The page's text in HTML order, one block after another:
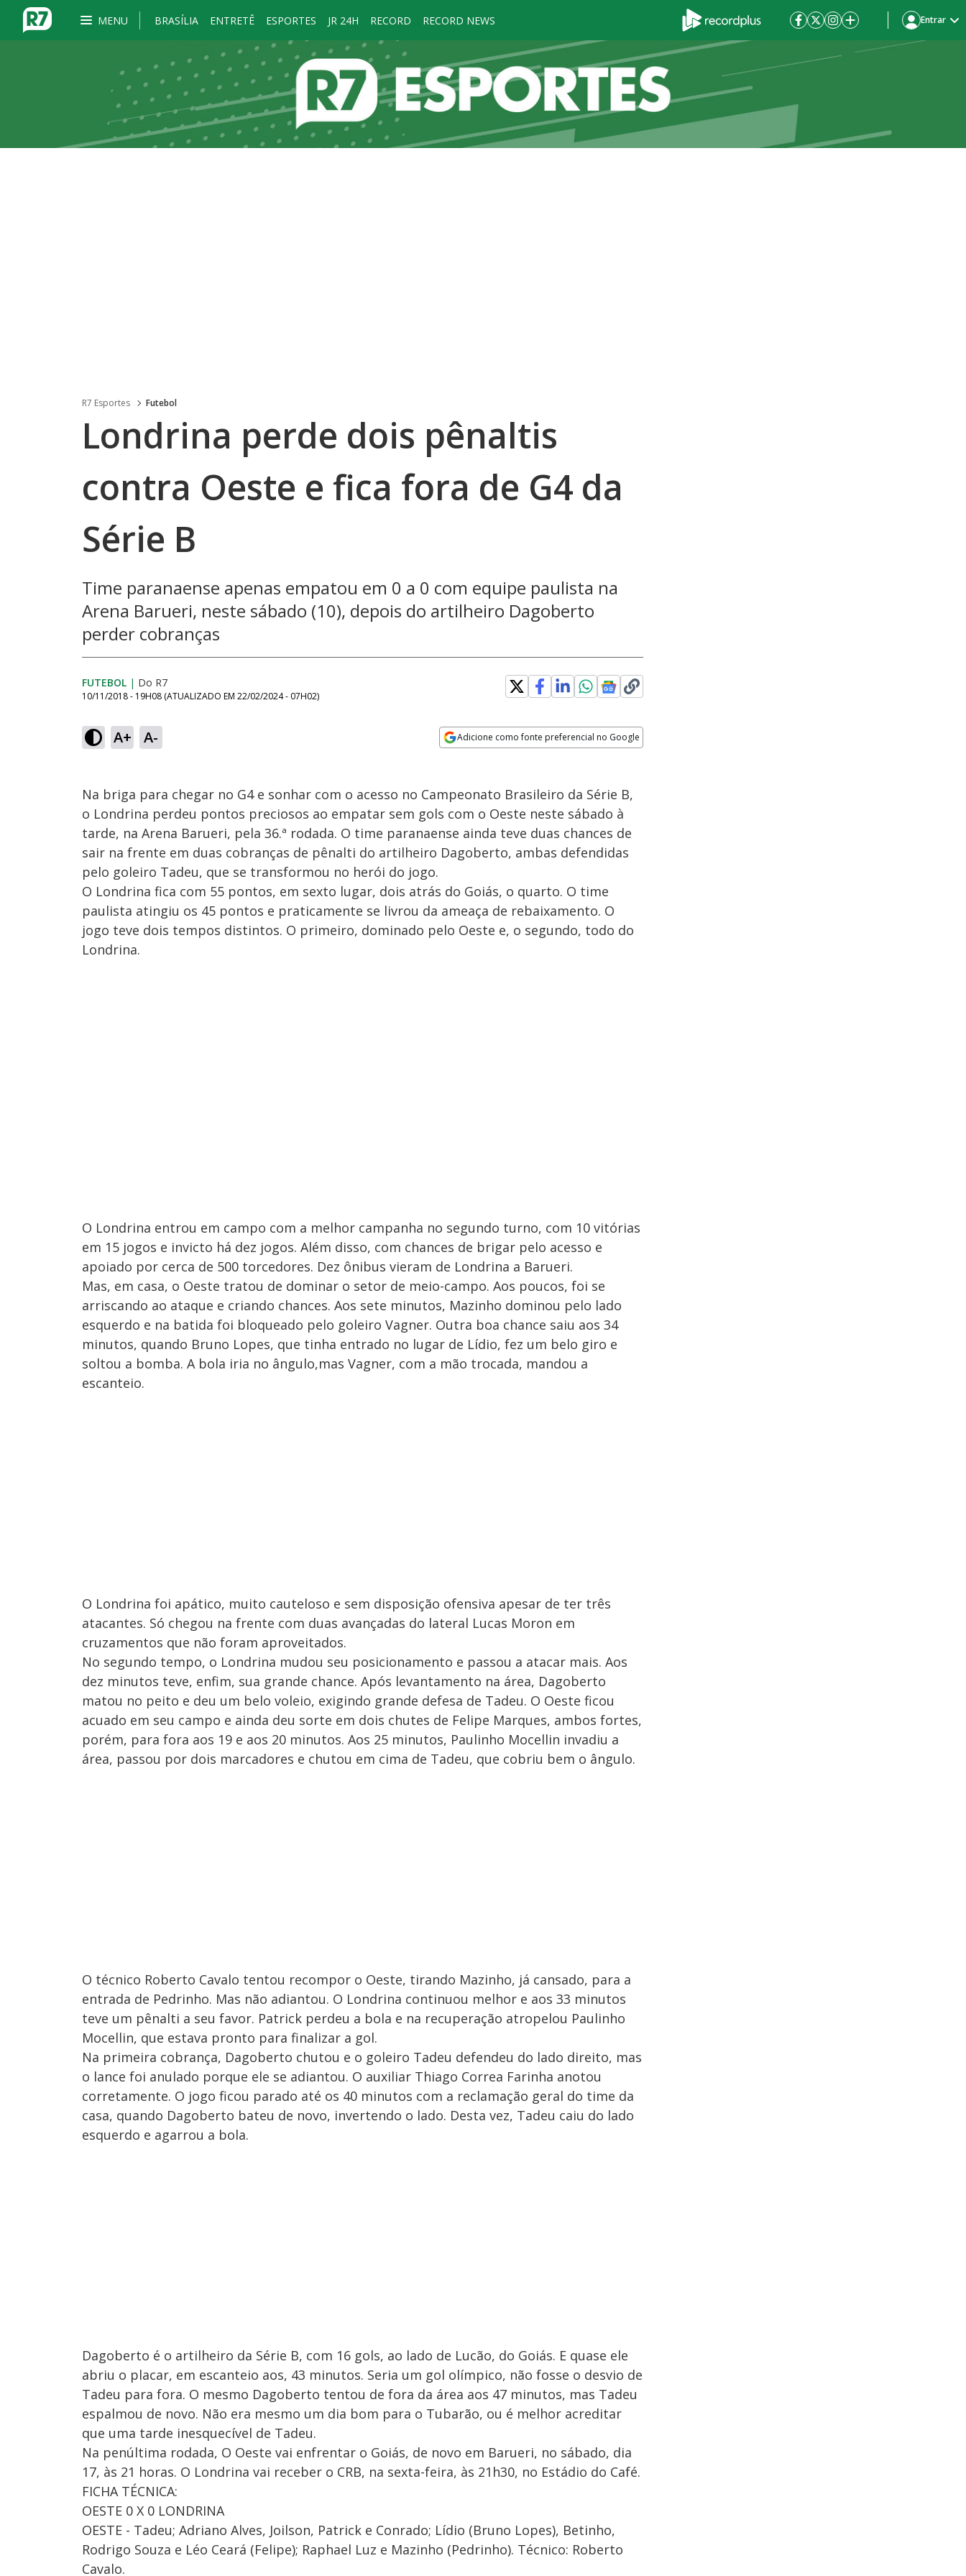
MENU BRASÍLIA ENTRETÊ ESPORTES JR 24H RECORD RECORD NEWS Entrar
R7 Esportes Futebol
Londrina perde dois pênaltis
contra Oeste e fica fora de G4 da
Série B
Time paranaense apenas empatou em 0 a 0 com equipe paulista na
Arena Barueri, neste sábado (10), depois do artilheiro Dagoberto
perder cobranças
FUTEBOL | Do R7
10/11/2018 - 19H08 (ATUALIZADO EM 22/02/2024 - 07H02)
A+ A- Adicione como fonte preferencial no Google
Na briga para chegar no G4 e sonhar com o acesso no Campeonato Brasileiro da Série B,
o Londrina perdeu pontos preciosos ao empatar sem gols com o Oeste neste sábado à
tarde, na Arena Barueri, pela 36.ª rodada. O time paranaense ainda teve duas chances de
sair na frente em duas cobranças de pênalti do artilheiro Dagoberto, ambas defendidas
pelo goleiro Tadeu, que se transformou no herói do jogo.
O Londrina fica com 55 pontos, em sexto lugar, dois atrás do Goiás, o quarto. O time
paulista atingiu os 45 pontos e praticamente se livrou da ameaça de rebaixamento. O
jogo teve dois tempos distintos. O primeiro, dominado pelo Oeste e, o segundo, todo do
Londrina.
O Londrina entrou em campo com a melhor campanha no segundo turno, com 10 vitórias
em 15 jogos e invicto há dez jogos. Além disso, com chances de brigar pelo acesso e
apoiado por cerca de 500 torcedores. Dez ônibus vieram de Londrina a Barueri.
Mas, em casa, o Oeste tratou de dominar o setor de meio-campo. Aos poucos, foi se
arriscando ao ataque e criando chances. Aos sete minutos, Mazinho dominou pelo lado
esquerdo e na batida foi bloqueado pelo goleiro Vagner. Outra boa chance saiu aos 34
minutos, quando Bruno Lopes, que tinha entrado no lugar de Lídio, fez um belo giro e
soltou a bomba. A bola iria no ângulo,mas Vagner, com a mão trocada, mandou a
escanteio.
O Londrina foi apático, muito cauteloso e sem disposição ofensiva apesar de ter três
atacantes. Só chegou na frente com duas avançadas do lateral Lucas Moron em
cruzamentos que não foram aproveitados.
No segundo tempo, o Londrina mudou seu posicionamento e passou a atacar mais. Aos
dez minutos teve, enfim, sua grande chance. Após levantamento na área, Dagoberto
matou no peito e deu um belo voleio, exigindo grande defesa de Tadeu. O Oeste ficou
acuado em seu campo e ainda deu sorte em dois chutes de Felipe Marques, ambos fortes,
porém, para fora aos 19 e aos 20 minutos. Aos 25 minutos, Paulinho Mocellin invadiu a
área, passou por dois marcadores e chutou em cima de Tadeu, que cobriu bem o ângulo.
O técnico Roberto Cavalo tentou recompor o Oeste, tirando Mazinho, já cansado, para a
entrada de Pedrinho. Mas não adiantou. O Londrina continuou melhor e aos 33 minutos
teve um pênalti a seu favor. Patrick perdeu a bola e na recuperação atropelou Paulinho
Mocellin, que estava pronto para finalizar a gol.
Na primeira cobrança, Dagoberto chutou e o goleiro Tadeu defendeu do lado direito, mas
o lance foi anulado porque ele se adiantou. O auxiliar Thiago Correa Farinha anotou
corretamente. O jogo ficou parado até os 40 minutos com a reclamação geral do time da
casa, quando Dagoberto bateu de novo, invertendo o lado. Desta vez, Tadeu caiu do lado
esquerdo e agarrou a bola.
Dagoberto é o artilheiro da Série B, com 16 gols, ao lado de Lucão, do Goiás. E quase ele
abriu o placar, em escanteio aos, 43 minutos. Seria um gol olímpico, não fosse o desvio de
Tadeu para fora. O mesmo Dagoberto tentou de fora da área aos 47 minutos, mas Tadeu
espalmou de novo. Não era mesmo um dia bom para o Tubarão, ou é melhor acreditar
que uma tarde inesquecível de Tadeu.
Na penúltima rodada, O Oeste vai enfrentar o Goiás, de novo em Barueri, no sábado, dia
17, às 21 horas. O Londrina vai receber o CRB, na sexta-feira, às 21h30, no Estádio do Café.
FICHA TÉCNICA:
OESTE 0 X 0 LONDRINA
OESTE - Tadeu; Adriano Alves, Joilson, Patrick e Conrado; Lídio (Bruno Lopes), Betinho,
Rodrigo Souza e Léo Ceará (Felipe); Raphael Luz e Mazinho (Pedrinho). Técnico: Roberto
Cavalo.